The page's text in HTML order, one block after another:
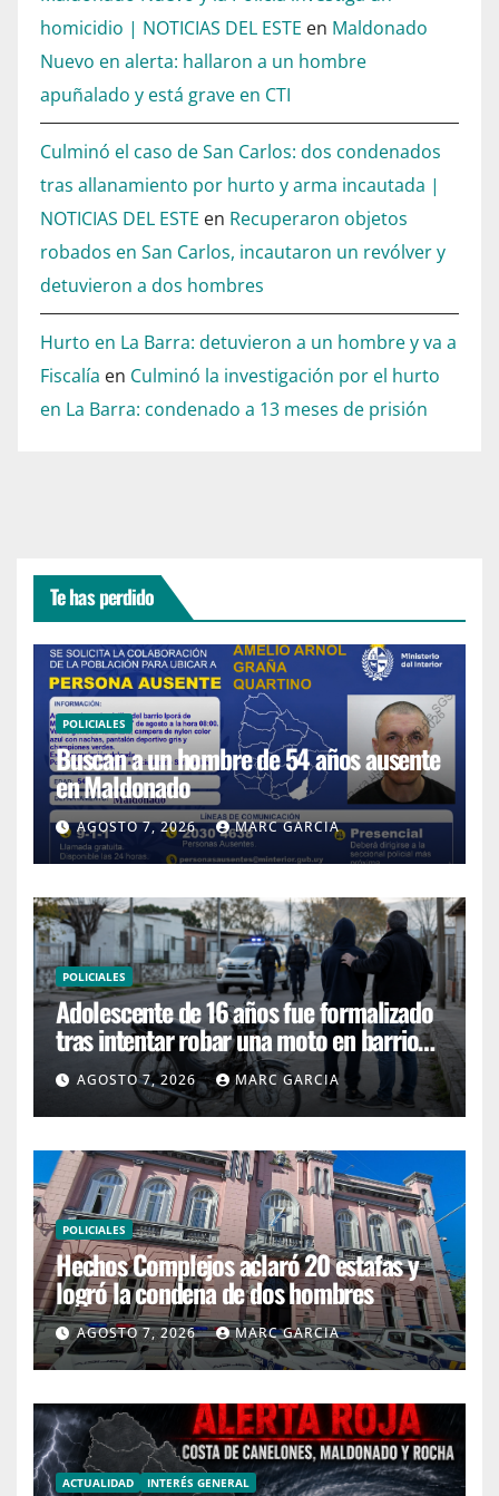
homicidio | NOTICIAS DEL ESTE en Maldonado
Nuevo en alerta: hallaron a un hombre
apuñalado y está grave en CTI
Culminó el caso de San Carlos: dos condenados
tras allanamiento por hurto y arma incautada |
NOTICIAS DEL ESTE en Recuperaron objetos
robados en San Carlos, incautaron un revólver y
detuvieron a dos hombres
Hurto en La Barra: detuvieron a un hombre y va a
Fiscalía en Culminó la investigación por el hurto
en La Barra: condenado a 13 meses de prisión
Te has perdido
POLICIALES
Buscan a un hombre de 54 años ausente
en Maldonado
AGOSTO 7, 2026 MARC GARCIA
POLICIALES
Adolescente de 16 años fue formalizado
tras intentar robar una moto en barrio
4HAGOSTO 7, 2026 MARC GARCIA
POLICIALES
Hechos Complejos aclaró 20 estafas y
logró la condena de dos hombres
AGOSTO 7, 2026 MARC GARCIA
ACTUALIDAD INTERÉS GENERAL